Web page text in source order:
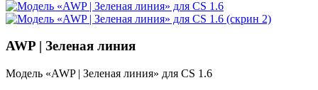
AWP | Зеленая линия
Модель «AWP | Зеленая линия» для CS 1.6